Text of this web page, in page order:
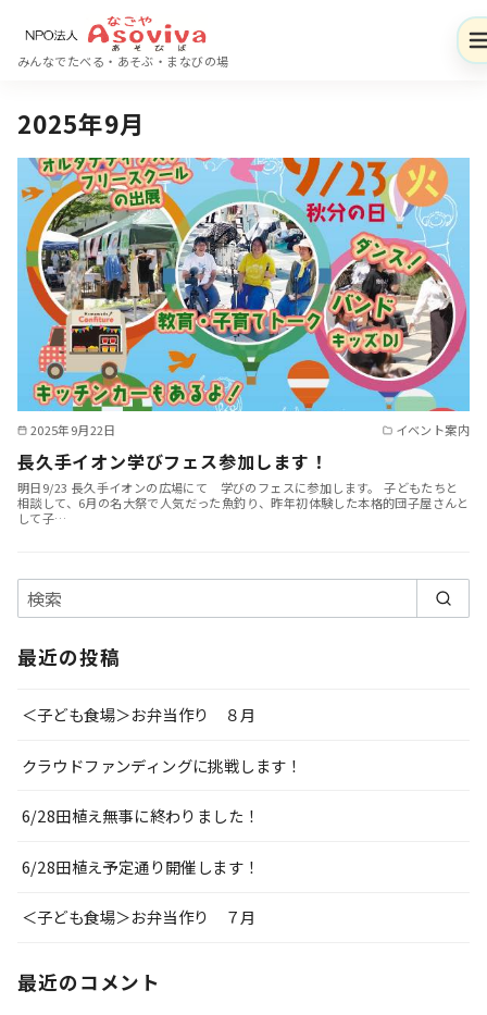
みんなでたべる・あそぶ・まなびの場
2025年9月
2025年9月22日 イベント案内
長久手イオン学びフェス参加します！
明日9/23 長久手イオンの広場にて 学びのフェスに参加します。 子どもたちと
相談して、6月の名大祭で人気だった魚釣り、昨年初体験した本格的団子屋さんと
して子…
最近の投稿
＜子ども食場＞お弁当作り ８月
クラウドファンディングに挑戦します！
6/28田植え無事に終わりました！
6/28田植え予定通り開催します！
＜子ども食場＞お弁当作り ７月
最近のコメント